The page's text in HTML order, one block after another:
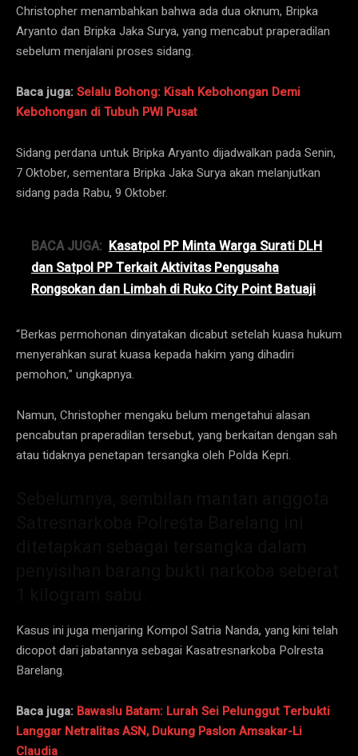
Christopher menambahkan bahwa ada dua oknum, Bripka
Aryanto dan Bripka Jaka Surya, yang mencabut praperadilan
sebelum menjalani proses sidang.
Baca juga:Selalu Bohong: Kisah Kebohongan Demi
Kebohongan di Tubuh PWI Pusat
Sidang perdana untuk Bripka Aryanto dijadwalkan pada Senin,
7 Oktober, sementara Bripka Jaka Surya akan melanjutkan
sidang pada Rabu, 9 Oktober.
BACA JUGA: Kasatpol PP Minta Warga Surati DLH
dan Satpol PP Terkait Aktivitas Pengusaha
Rongsokan dan Limbah di Ruko City Point Batuaji
“Berkas permohonan dinyatakan dicabut setelah kuasa hukum
menyerahkan surat kuasa kepada hakim yang dihadiri
pemohon,” ungkapnya.
Namun, Christopher mengaku belum mengetahui alasan
pencabutan praperadilan tersebut, yang berkaitan dengan sah
atau tidaknya penetapan tersangka oleh Polda Kepri.
Kasus ini juga menjaring Kompol Satria Nanda, yang kini telah
dicopot dari jabatannya sebagai Kasatresnarkoba Polresta
Barelang.
Baca juga: Bawaslu Batam: Lurah Sei Pelunggut Terbukti
Langgar Netralitas ASN, Dukung Paslon Amsakar-Li
Claudia